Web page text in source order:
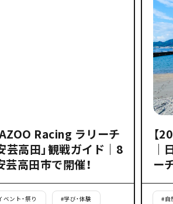
Racing ラリーチ
芸高田」観戦ガイド｜8
芸高田市で開催！
ベント・祭り #学び・体験
【
｜
ー
#自